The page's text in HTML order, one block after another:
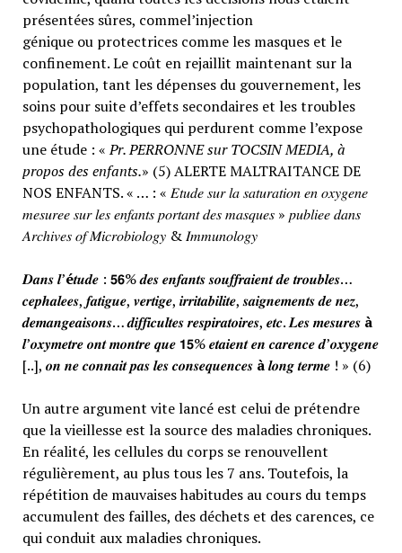
présentées sûres, commel’injection
génique ou protectrices comme les masques et le
confinement. Le coût en rejaillit maintenant sur la
population, tant les dépenses du gouvernement, les
soins pour suite d’effets secondaires et les troubles
psychopathologiques qui perdurent comme l’expose
une étude : «Pr. PERRONNE sur TOCSIN MEDIA, à
propos des enfants.» (5) ALERTE MALTRAITANCE DE
NOS ENFANTS. « … : « 𝐸𝑡𝑢𝑑𝑒 𝑠𝑢𝑟 𝑙𝑎 𝑠𝑎𝑡𝑢𝑟𝑎𝑡𝑖𝑜𝑛 𝑒𝑛 𝑜𝑥𝑦𝑔𝑒𝑛𝑒
𝑚𝑒𝑠𝑢𝑟𝑒𝑒 𝑠𝑢𝑟 𝑙𝑒𝑠 𝑒𝑛𝑓𝑎𝑛𝑡𝑠 𝑝𝑜𝑟𝑡𝑎𝑛𝑡 𝑑𝑒𝑠 𝑚𝑎𝑠𝑞𝑢𝑒𝑠 » 𝑝𝑢𝑏𝑙𝑖𝑒𝑒 𝑑𝑎𝑛𝑠
𝐴𝑟𝑐ℎ𝑖𝑣𝑒𝑠 𝑜𝑓 𝑀𝑖𝑐𝑟𝑜𝑏𝑖𝑜𝑙𝑜𝑔𝑦 & 𝐼𝑚𝑚𝑢𝑛𝑜𝑙𝑜𝑔𝑦
𝑫𝒂𝒏𝒔 𝒍’é𝒕𝒖𝒅𝒆 : 𝟱𝟲% 𝒅𝒆𝒔 𝒆𝒏𝒇𝒂𝒏𝒕𝒔 𝒔𝒐𝒖𝒇𝒇𝒓𝒂𝒊𝒆𝒏𝒕 𝒅𝒆 𝒕𝒓𝒐𝒖𝒃𝒍𝒆𝒔…
𝒄𝒆𝒑𝒉𝒂𝒍𝒆𝒆𝒔, 𝒇𝒂𝒕𝒊𝒈𝒖𝒆, 𝒗𝒆𝒓𝒕𝒊𝒈𝒆, 𝒊𝒓𝒓𝒊𝒕𝒂𝒃𝒊𝒍𝒊𝒕𝒆, 𝒔𝒂𝒊𝒈𝒏𝒆𝒎𝒆𝒏𝒕𝒔 𝒅𝒆 𝒏𝒆𝒛,
𝒅𝒆𝒎𝒂𝒏𝒈𝒆𝒂𝒊𝒔𝒐𝒏𝒔… 𝒅𝒊𝒇𝒇𝒊𝒄𝒖𝒍𝒕𝒆𝒔 𝒓𝒆𝒔𝒑𝒊𝒓𝒂𝒕𝒐𝒊𝒓𝒆𝒔, 𝒆𝒕𝒄. 𝑳𝒆𝒔 𝒎𝒆𝒔𝒖𝒓𝒆𝒔 à
𝒍’𝒐𝒙𝒚𝒎𝒆𝒕𝒓𝒆 𝒐𝒏𝒕 𝒎𝒐𝒏𝒕𝒓𝒆 𝒒𝒖𝒆 𝟭𝟱% 𝒆𝒕𝒂𝒊𝒆𝒏𝒕 𝒆𝒏 𝒄𝒂𝒓𝒆𝒏𝒄𝒆 𝒅’𝒐𝒙𝒚𝒈𝒆𝒏𝒆
[..], 𝒐𝒏 𝒏𝒆 𝒄𝒐𝒏𝒏𝒂𝒊𝒕 𝒑𝒂𝒔 𝒍𝒆𝒔 𝒄𝒐𝒏𝒔𝒆𝒒𝒖𝒆𝒏𝒄𝒆𝒔 à𝒍𝒐𝒏𝒈 𝒕𝒆𝒓𝒎𝒆 ! » (6)
Un autre argument vite lancé est celui de prétendre
que la vieillesse est la source des maladies chroniques.
En réalité, les cellules du corps se renouvellent
régulièrement, au plus tous les 7 ans. Toutefois, la
répétition de mauvaises habitudes au cours du temps
accumulent des failles, des déchets et des carences, ce
qui conduit aux maladies chroniques.